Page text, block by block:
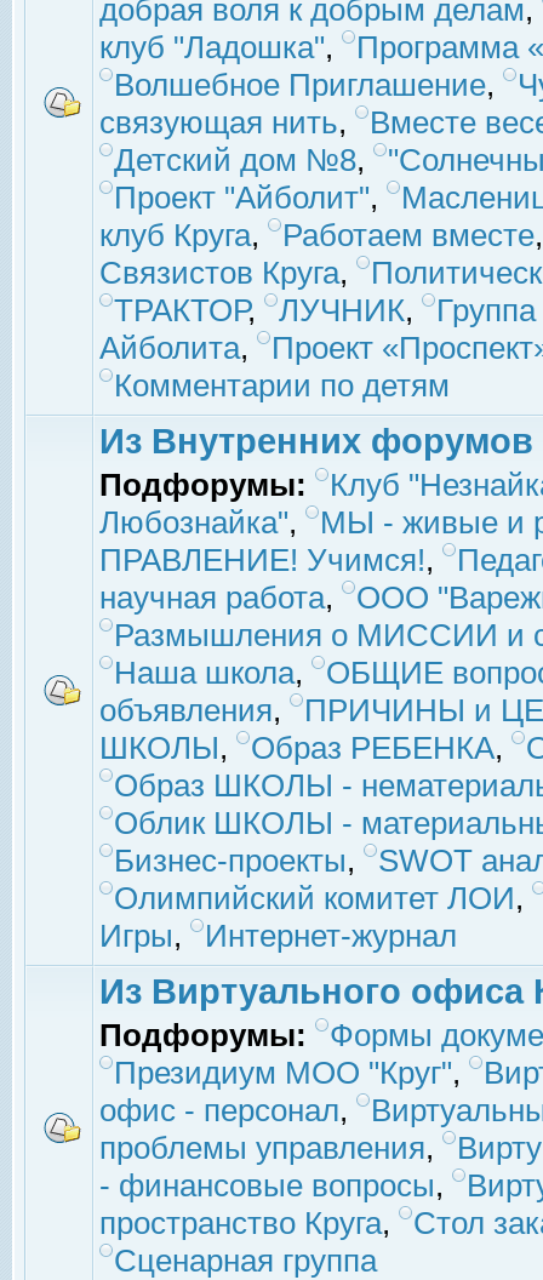
добрая воля к добрым делам,
клуб "Ладошка",
Программа
Волшебное Приглашение,
связующая нить,
Вместе
Детский дом №8,
Проект "Айболит",
клуб Круга, Работаем вместе
Связистов Круга,
ТРАКТОР, ЛУЧНИК,
Айболита,
Проект
Комментарии по детям
Из Внутренних форумов
Подфорумы:
Клуб
Любознайка",
МЫ - живые и
ПРАВЛЕНИЕ! Учимся!,
научная работа,
ООО
Размышления о МИССИИ и
Наша школа,
ОБЩИЕ
объявления,
ПРИЧИНЫ и
ШКОЛЫ, Образ РЕБЕНКА,
Образ ШКОЛЫ -
Облик ШКОЛЫ -
Бизнес-проекты,
SWOT
Олимпийский комитет ЛОИ,
Игры, Интернет-журнал
Из Виртуального офиса
Подфорумы:
Формы
Президиум МОО "Круг",
офис - персонал,
проблемы управления,
- финансовые вопросы,
пространство Круга,
Стол
Сценарная группа